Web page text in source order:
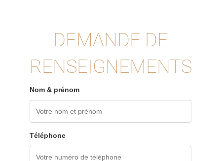
DEMANDE DE
RENSEIGNEMENTS
Nom & prénom
Téléphone